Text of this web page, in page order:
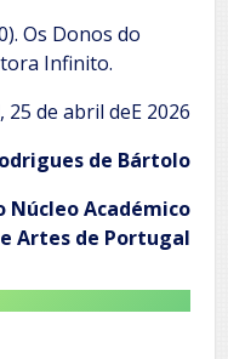
Os Donos do
Infinito.
de abril deE 2026
de Bártolo
Núcleo Académico
Artes de Portugal